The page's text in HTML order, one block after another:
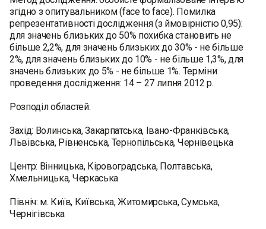
згідно з опитувальником (face to face). Помилка
репрезентативності дослідження (з ймовірністю 0,95):
для значень близьких до 50% похибка становить не
більше 2,2%, для значень близьких до 30% - не більше
2%, для значень близьких до 10% - не більше 1,3%, для
значень близьких до 5% - не більше 1%. Терміни
проведення дослідження: 14 – 27 липня 2012 р.
Розподіл областей:
Захід: Волинська, Закарпатська, Івано-Франківська,
Львівська, Рівненська, Тернопільська, Чернівецька
Центр: Вінницька, Кіровоградська, Полтавська,
Хмельницька, Черкаська
Північ: м. Київ, Київська, Житомирська, Сумська,
Чернігівська